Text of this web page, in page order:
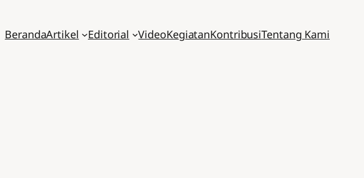
BerandaArtikel Editorial VideoKegiatanKontribusiTentang Kami